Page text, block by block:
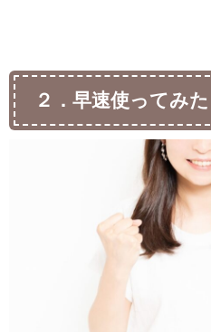
２．早速使ってみた